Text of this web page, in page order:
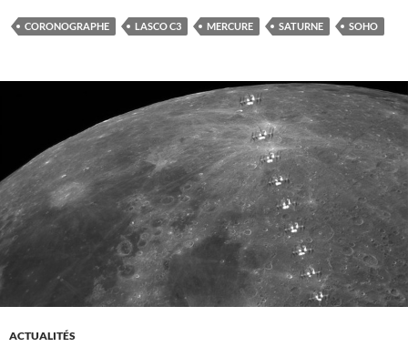
CORONOGRAPHE LASCO C3 MERCURE SATURNE SOHO
ACTUALITÉS